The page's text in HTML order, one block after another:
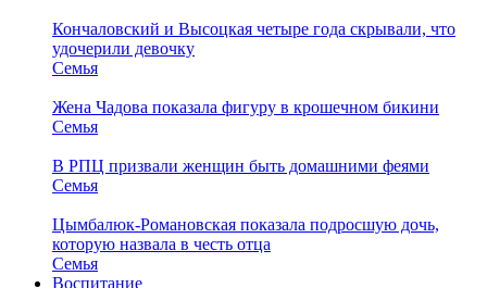
Кончаловский и Высоцкая четыре года скрывали, что
удочерили девочку
Семья
Жена Чадова показала фигуру в крошечном бикини
Семья
В РПЦ призвали женщин быть домашними феями
Семья
Цымбалюк-Романовская показала подросшую дочь,
которую назвала в честь отца
Семья
Воспитание